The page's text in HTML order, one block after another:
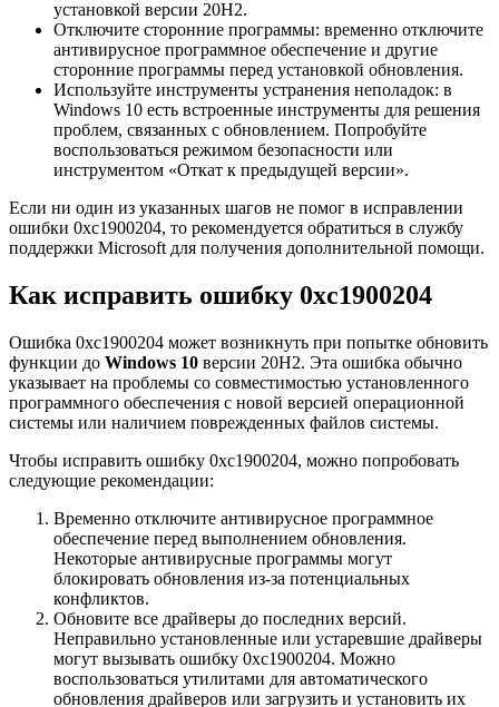
установкой версии 20H2.
Отключите сторонние программы: временно отключите
антивирусное программное обеспечение и другие
сторонние программы перед установкой обновления.
Используйте инструменты устранения неполадок: в
Windows 10 есть встроенные инструменты для решения
проблем, связанных с обновлением. Попробуйте
воспользоваться режимом безопасности или
инструментом «Откат к предыдущей версии».
Если ни один из указанных шагов не помог в исправлении
ошибки 0xc1900204, то рекомендуется обратиться в службу
поддержки Microsoft для получения дополнительной помощи.
Как исправить ошибку 0xc1900204
Ошибка 0xc1900204 может возникнуть при попытке обновить
функции до Windows 10 версии 20H2. Эта ошибка обычно
указывает на проблемы со совместимостью установленного
программного обеспечения с новой версией операционной
системы или наличием поврежденных файлов системы.
Чтобы исправить ошибку 0xc1900204, можно попробовать
следующие рекомендации:
Временно отключите антивирусное программное
обеспечение перед выполнением обновления.
Некоторые антивирусные программы могут
блокировать обновления из-за потенциальных
конфликтов.
Обновите все драйверы до последних версий.
Неправильно установленные или устаревшие драйверы
могут вызывать ошибку 0xc1900204. Можно
воспользоваться утилитами для автоматического
обновления драйверов или загрузить и установить их